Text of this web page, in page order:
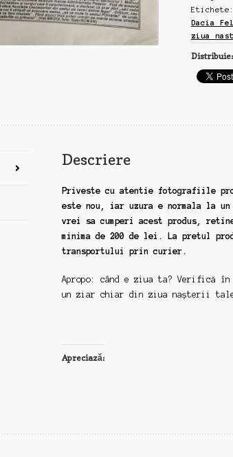
din
ziua
nasterii,
22
Dacia
ziua
Distribuie:
Descriere
Priveste cu atentie fotografiile
este nou, iar uzura e normala la un
vrei sa cumperi acest produs,
minima de 200 de lei. La pretul
transportului prin curier.
Apropo: când e ziua ta? Verifică în
un ziar chiar din ziua nașterii
Apreciază: